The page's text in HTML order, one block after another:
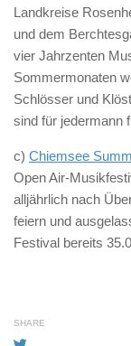
Landkreise
und dem
vier Jahrzenten
Sommermonaten
Schlösser und
sind für jedermann
c) Chiemsee
Open Air-
alljährlich nach
feiern und
Festival bereits
SHARE